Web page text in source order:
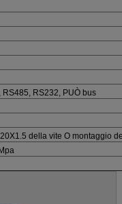
RS485, RS232, PUÒ bus
della vite O montaggio